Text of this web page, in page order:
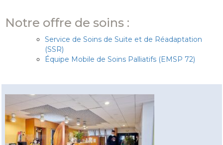
Notre offre de soins :
Service de Soins de Suite et de Réadaptation
(SSR)
Équipe Mobile de Soins Palliatifs (EMSP 72)